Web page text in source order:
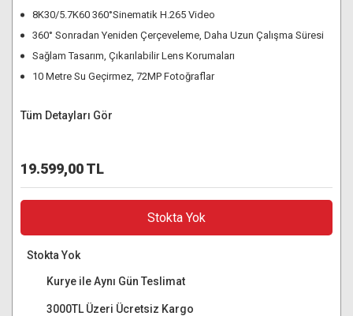
8K30/5.7K60 360°Sinematik H.265 Video
360° Sonradan Yeniden Çerçeveleme, Daha Uzun Çalışma Süresi
Sağlam Tasarım, Çıkarılabilir Lens Korumaları
10 Metre Su Geçirmez, 72MP Fotoğraflar
Tüm Detayları Gör
19.599,00 TL
Stokta Yok
Stokta Yok
Kurye ile Aynı Gün Teslimat
3000TL Üzeri Ücretsiz Kargo